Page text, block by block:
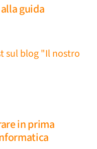
guida
in prima